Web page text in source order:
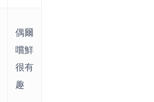
偶爾
嚐鮮
很有
趣